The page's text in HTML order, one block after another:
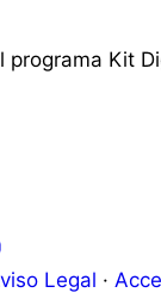
Kit
Legal ·